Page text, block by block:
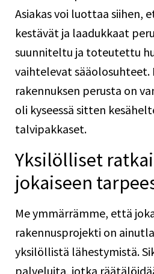
Asiakas voi luottaa siihen,
kestävät ja laadukkaat
suunniteltu ja toteutettu
vaihtelevat sääolosuhteet.
rakennuksen perusta on
oli kyseessä sitten
talvipakkaset.
Yksilölliset
jokaiseen
Me ymmärrämme, että
rakennusprojekti on
yksilöllistä lähestymistä.
palveluita, jotka